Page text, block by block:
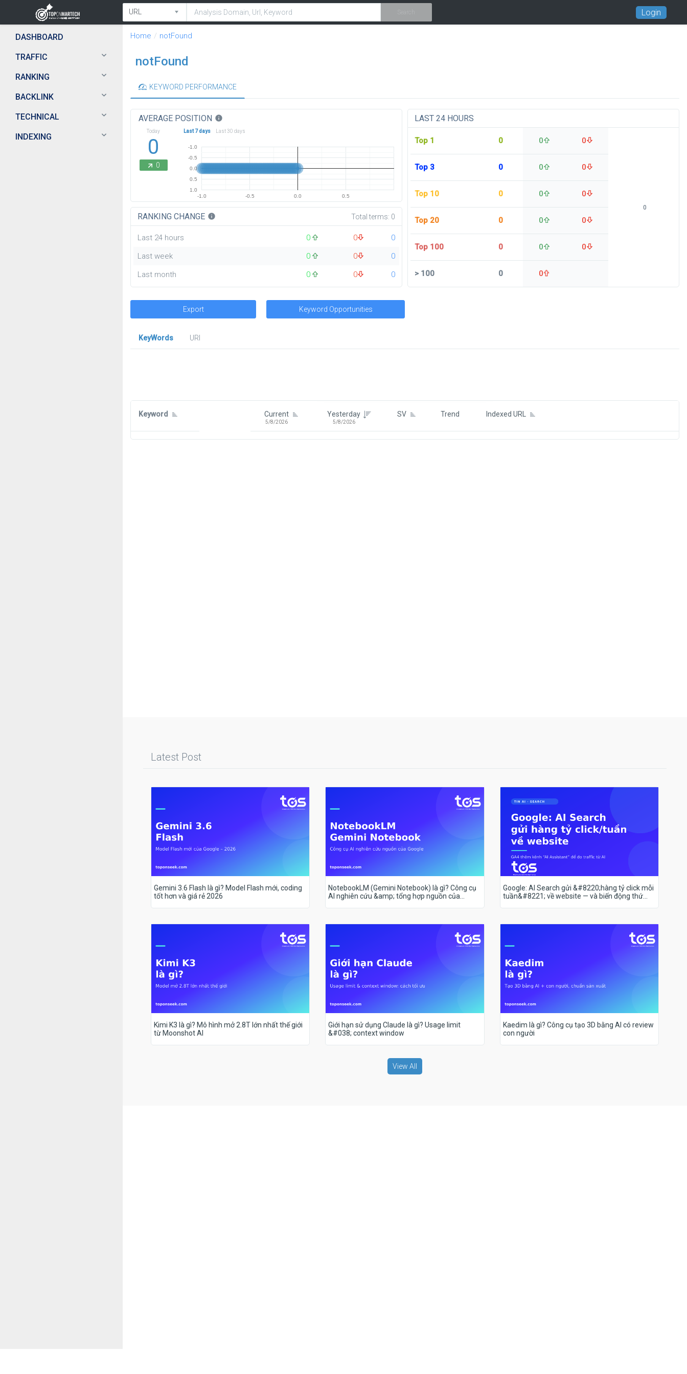
Login
DASHBOARD
TRAFFIC
RANKING
BACKLINK
TECHNICAL
INDEXING
Home notFound
notFound
KEYWORD PERFORMANCE
AVERAGE POSITION info
Today
0
0
Last 7 days Last 30 days
-1.0 -0.5 0.0 0.5
-1.0
-0.5
0.0
0.5
1.0
RANKING CHANGE info Total terms: 0
Last 24 hours 0 0
0
Last week
0 0
0
Last month
0 0 0
LAST 24 HOURS
Top 1 0 0 0
Top 3 0 0 0
Top 10 0 0 0
Top 20 0 0 0
Top 100 0 0 0
>100 0 0
0
Export Keyword Opportunities
KeyWords
URl
Keyword Current
5/8/2026
Yesterday
5/8/2026
SV Trend Indexed URL
Latest Post
Gemini 3.6 Flash là gì? Model Flash mới, coding
tốt hơn và giá rẻ 2026
NotebookLM (Gemini Notebook) là gì? Công cụ
AI nghiên cứu &amp; tổng hợp nguồn của
Google: AI Search gửi &#8220;hàng tỷ click mỗi
tuần&#8221; về website — và biến động thứ
Kimi K3 là gì? Mô hình mở 2.8T lớn nhất thế giới
từ Moonshot AI
Giới hạn sử dụng Claude là gì? Usage limit
&#038; context window
Kaedim là gì? Công cụ tạo 3D bằng AI có review
con người
View All